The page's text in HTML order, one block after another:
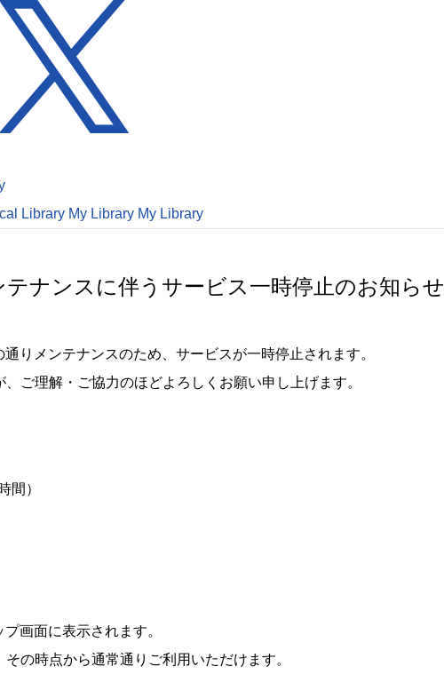
Library My Library My Library
テナンスに伴うサービス一時停止のお知らせ
りメンテナンスのため、サービスが一時停止されます。
ご理解・ご協力のほどよろしくお願い申し上げます。
間）
画面に表示されます。
の時点から通常通りご利用いただけます。